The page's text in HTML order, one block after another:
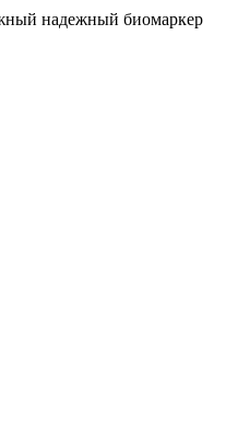
надежный биомаркер